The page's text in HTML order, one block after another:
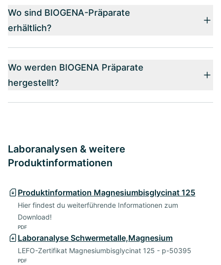
Wo sind BIOGENA-Präparate
erhältlich?
Wo werden BIOGENA Präparate
hergestellt?
Laboranalysen & weitere
Produktinformationen
Produktinformation Magnesiumbisglycinat 125
Hier findest du weiterführende Informationen zum
Download!
PDF
Laboranalyse Schwermetalle,Magnesium
LEFO-Zertifikat Magnesiumbisglycinat 125 - p-50395
PDF